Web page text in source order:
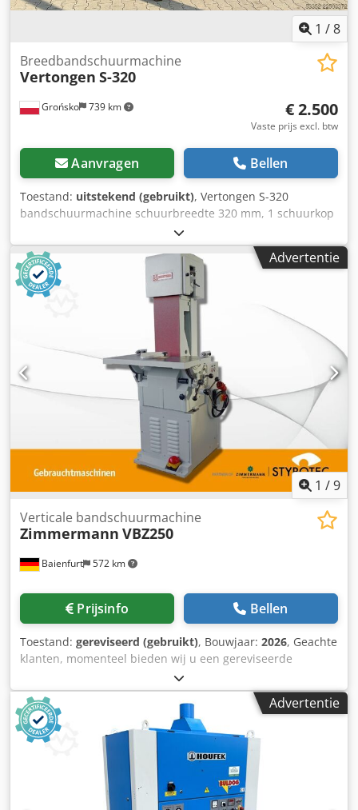
1 /8
Grońsko 739 km
Breedbandschuurmachine
Vertongen S-320
€ 2.500
Vaste prijs excl. btw
Aanvragen Bellen
Toestand: uitstekend (gebruikt), Vertongen S-320
bandschuurmachine schuurbreedte 320 mm, 1 schuurkop
(rubberen rol), Cedpfxozr D Tps Apysrf schuurvoet, 5,5 kW
motor. twee snelheden voor de voorwaartse beweging,
handmatige tafelverstelling, oscillerende beweging, de
bandschuurmachine is volledig klaar voor gebruik.
Advertentie
1 /9
Baienfurt 572 km
Verticale bandschuurmachine
Zimmermann VBZ250
Prijsinfo Bellen
Toestand: gereviseerd (gebruikt), Bouwjaar: 2026, Geachte
klanten, momenteel bieden wij u een gereviseerde
verticale bandschuurmachine voor model- en
matrijzenbouw van het merk F. Zimmermann aan. Hier
vindt u de technische gegevens van de machine:
Schuurbandbreedte: 250 mm Schuurhoogte: 400 mm
Bandlengte: 2.400 mm Schuursnelheid: 18 m/s Werktafel:
750 x 350 mm Zwenking: 30/45° Vermogen: 4,0 kW
Toerental: 1.400 omw/min Aansluitdiameter afzuiging: 120
mm inclusief hoekgeleider Crsdozlh Udepfx Apyef inclusief
Advertentie